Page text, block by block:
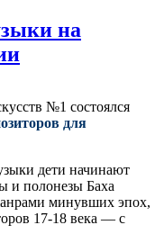
на
№1 состоялся
для
дети начинают
и полонезы Баха
минувших эпох,
17-18 века — с